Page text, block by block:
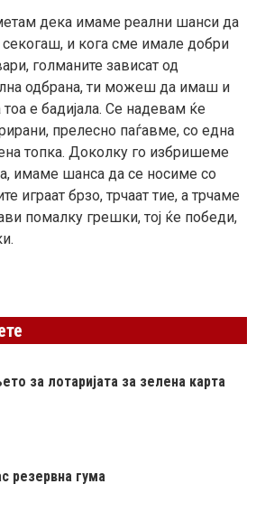
дека имаме реални шанси да
и кога сме имале добри
голманите зависат од
одбрана, ти можеш да имаш и
е бадијала. Се надевам ќе
прелесно паѓавме, со една
топка. Доколку го избришеме
имаме шанса да се носиме со
играат брзо, трчаат тие, а трчаме
помалку грешки, тој ќе победи,
за лотаријата за зелена карта
резервна гума